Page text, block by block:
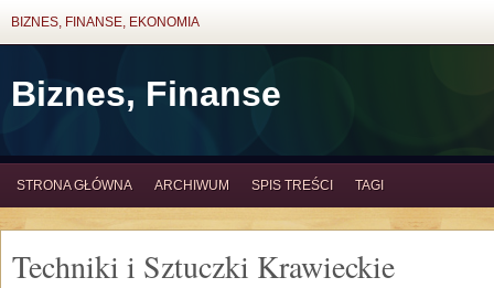
BIZNES, FINANSE, EKONOMIA
Biznes, Finanse
STRONA GŁÓWNA ARCHIWUM SPIS TREŚCI TAGI
Techniki i Sztuczki Krawieckie